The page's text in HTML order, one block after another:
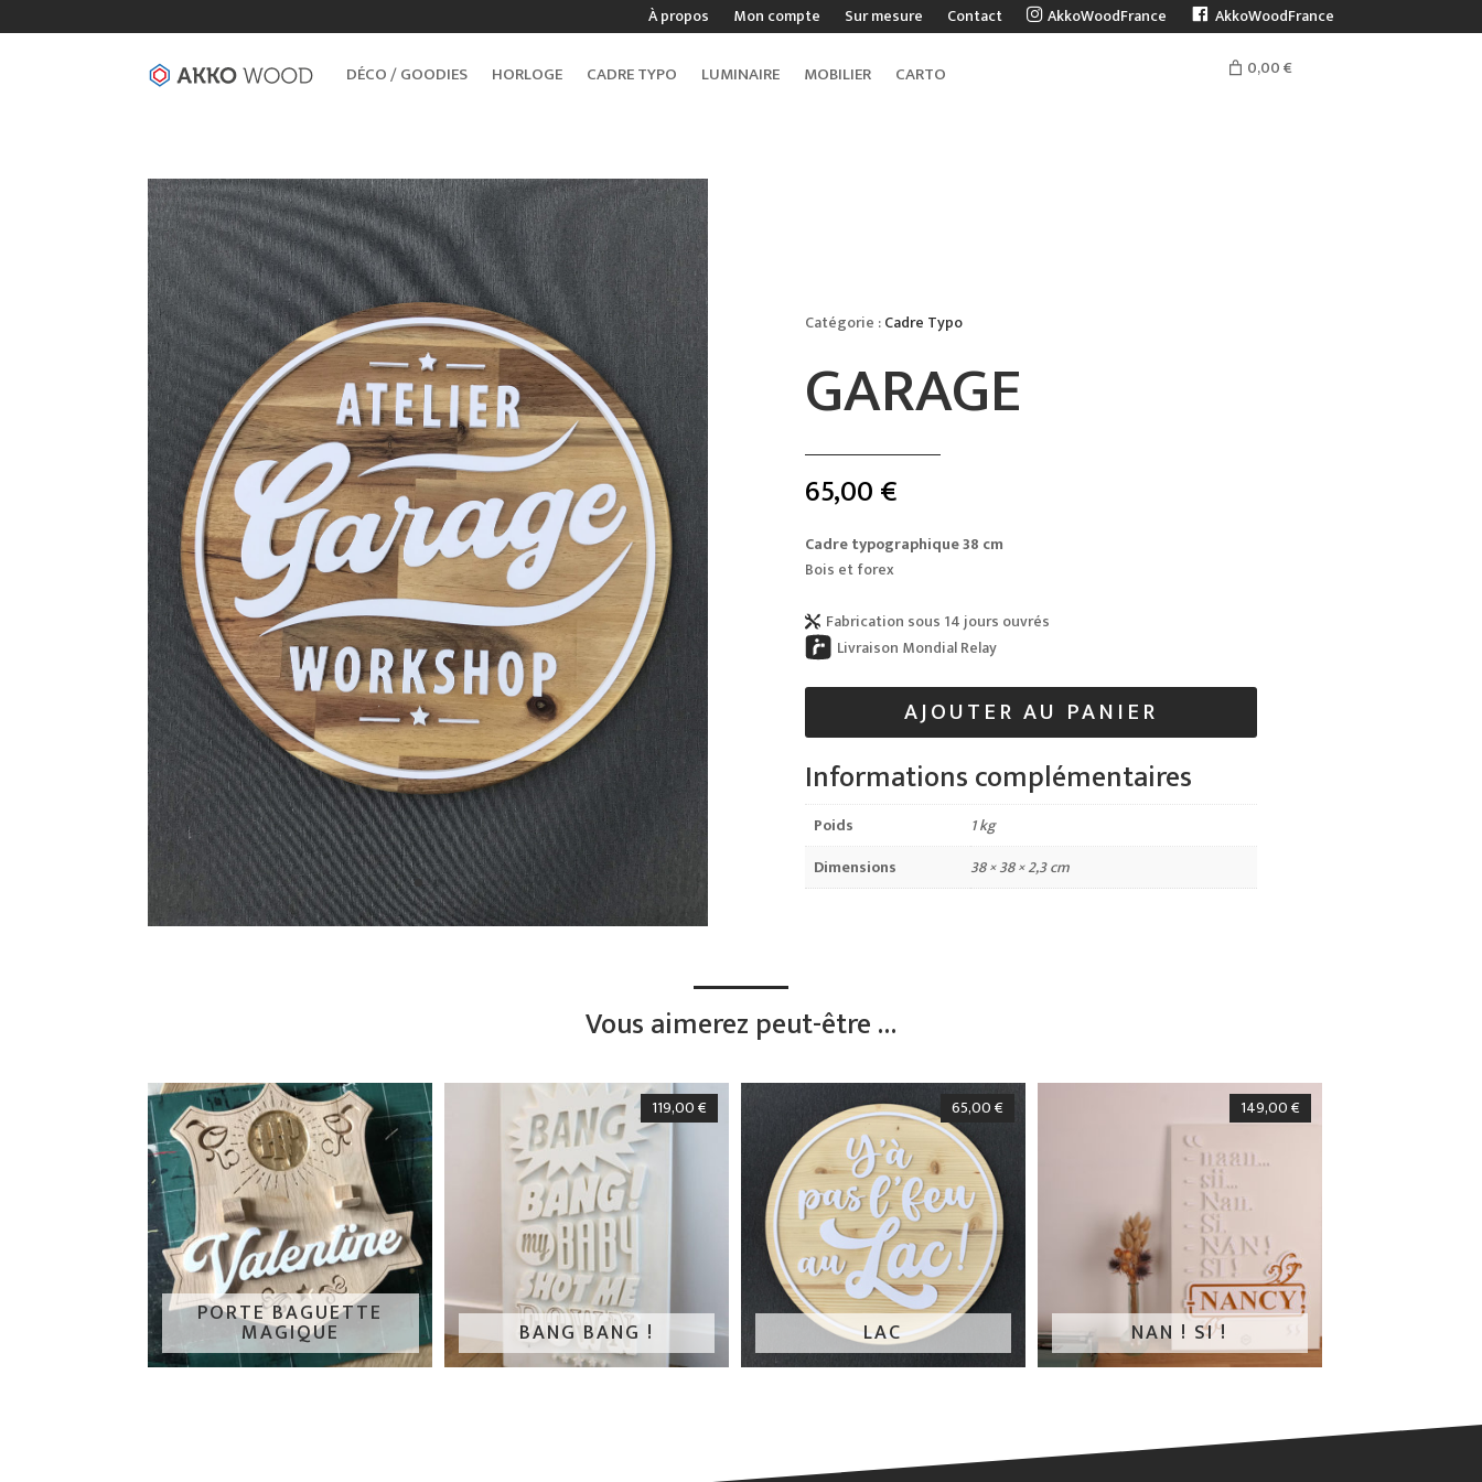
À propos Mon compte Sur mesure Contact AkkoWoodFrance AkkoWoodFrance
DÉCO / GOODIES HORLOGE CADRE TYPO LUMINAIRE MOBILIER CARTO 0,00 €
Catégorie :Cadre Typo
GARAGE
65,00€
Cadre typographique 38 cm
Bois et forex
 Fabrication sous 14 jours ouvrés
Livraison Mondial Relay
AJOUTER AU PANIER
Informations complémentaires
Poids
1 kg
Dimensions
38 × 38 × 2,3 cm
Vous aimerez peut-être …
PORTE BAGUETTE
MAGIQUE BANG BANG !
119,00€
LAC
65,00€
NAN ! SI !
149,00€